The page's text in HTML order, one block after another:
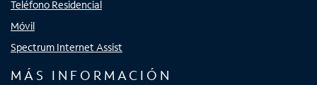
Teléfono Residencial
Móvil
Spectrum Internet Assist
MÁS INFORMACIÓN